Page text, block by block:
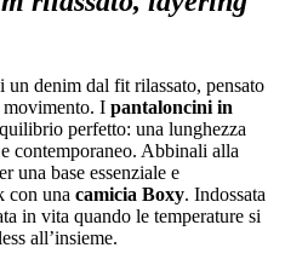
un denim dal fit rilassato, pensato
movimento. I pantaloncini in
perfetto: una lunghezza
contemporaneo. Abbinali alla
una base essenziale e
con una camicia Boxy. Indossata
in vita quando le temperature si
all’insieme.